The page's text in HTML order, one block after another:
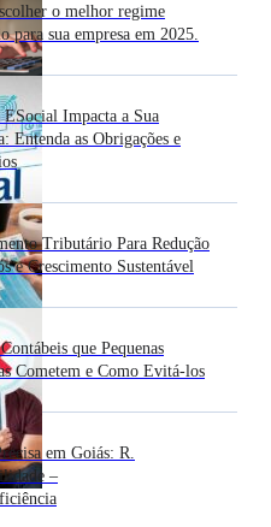
o melhor regime
para sua empresa em 2025.
Impacta a Sua
Entenda as Obrigações e
Tributário Para Redução
e Crescimento Sustentável
que Pequenas
Cometem e Como Evitá-los
em Goiás: R.
–